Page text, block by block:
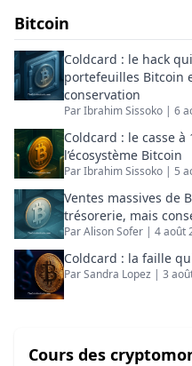
Bitcoin
Coldcard : le hack
portefeuilles Bitcoin
conservation
ParIbrahim Sissoko | 6
Coldcard : le casse
l’écosystème Bitcoin
ParIbrahim Sissoko | 5
Ventes massives de
trésorerie, mais
ParAlison Sofer | 4 août
Coldcard : la faille
ParSandra Lopez | 3
Cours des